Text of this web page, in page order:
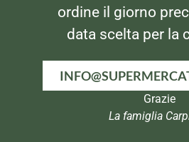
ordine il giorno
data scelta per la
Grazie
La famiglia